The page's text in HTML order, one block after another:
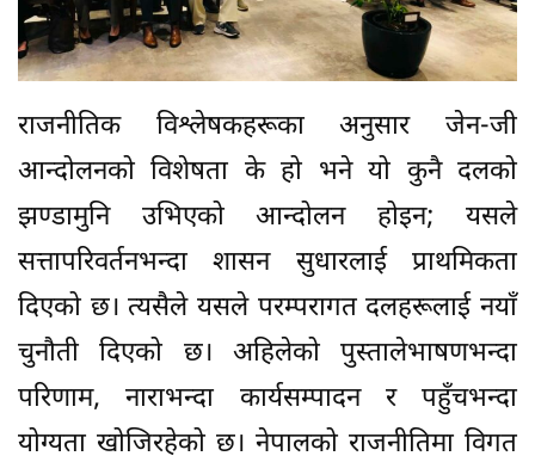
राजनीतिक विश्लेषकहरूका अनुसार जेन-जी
आन्दोलनको विशेषता के हो भने यो कुनै दलको
झण्डामुनि उभिएको आन्दोलन होइन; यसले
सत्तापरिवर्तनभन्दा शासन सुधारलाई प्राथमिकता
दिएको छ। त्यसैले यसले परम्परागत दलहरूलाई नयाँ
चुनौती दिएको छ। अहिलेको पुस्तालेभाषणभन्दा
परिणाम, नाराभन्दा कार्यसम्पादन र पहुँचभन्दा
योग्यता खोजिरहेको छ। नेपालको राजनीतिमा विगत